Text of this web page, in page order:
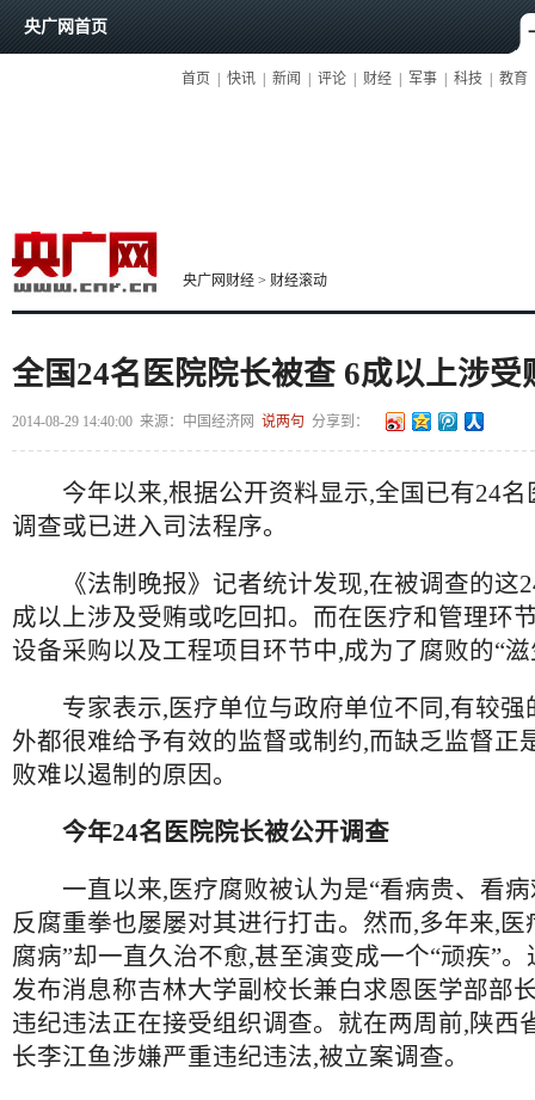
央广网首页
首页 快讯 新闻 评论 财经 军事 科技 教育
央广网财经 > 财经滚动
全国24名医院院长被查 6成以上涉受
2014-08-29 14:40:00 来源： 中国经济网 说两句 分享到：
今年以来,根据公开资料显示,全国已有24名
调查或已进入司法程序。
《法制晚报》记者统计发现,在被调查的这
成以上涉及受贿或吃回扣。而在医疗和管理环
设备采购以及工程项目环节中,成为了腐败的“滋
专家表示,医疗单位与政府单位不同,有较强
外都很难给予有效的监督或制约,而缺乏监督正
败难以遏制的原因。
今年24名医院院长被公开调查
一直以来,医疗腐败被认为是“看病贵、看病
反腐重拳也屡屡对其进行打击。然而,多年来,医
腐病”却一直久治不愈,甚至演变成一个“顽疾”
发布消息称吉林大学副校长兼白求恩医学部部
违纪违法正在接受组织调查。就在两周前,陕西
长李江鱼涉嫌严重违纪违法,被立案调查。